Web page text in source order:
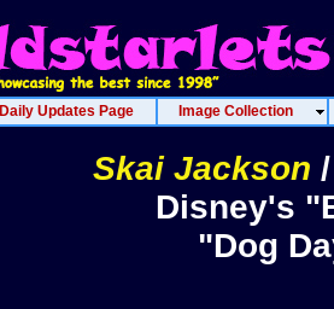
Daily Updates Page Image Collection
Skai Jackson
Disney's
"Dog